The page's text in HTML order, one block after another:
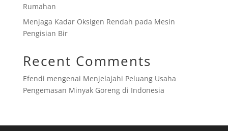
Rumahan
Menjaga Kadar Oksigen Rendah pada Mesin
Pengisian Bir
Recent Comments
Efendi mengenai Menjelajahi Peluang Usaha
Pengemasan Minyak Goreng di Indonesia